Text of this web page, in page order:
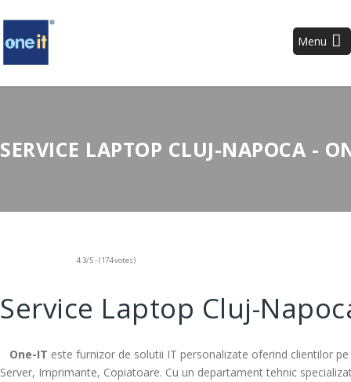
Menu
SERVICE LAPTOP CLUJ-NAPOCA -
4.3/5 - (174 votes)
Service Laptop Cluj-
One-IT este furnizor de solutii IT personalizate oferind clientilor pe
Server, Imprimante, Copiatoare. Cu un departament tehnic